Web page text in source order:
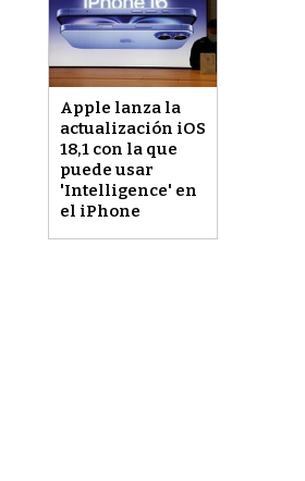
Apple lanza la
actualización iOS
18,1 con la que
puede usar
'Intelligence' en
el iPhone